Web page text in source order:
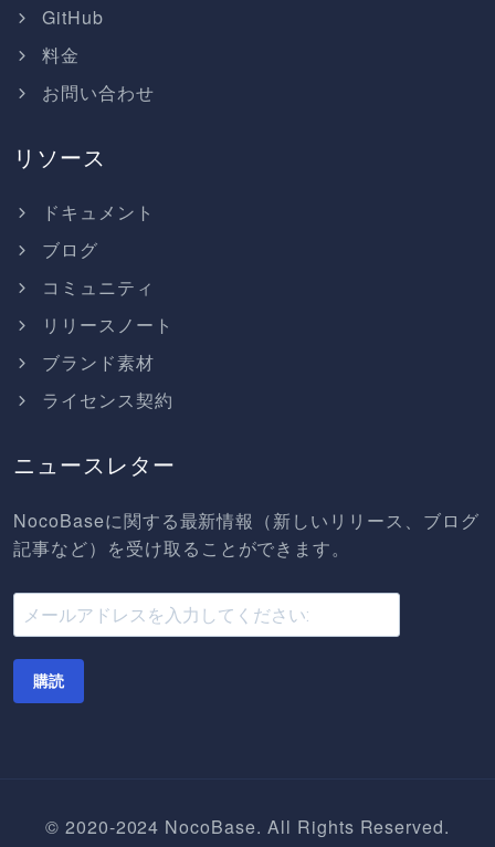
GitHub
料金
お問い合わせ
リソース
ドキュメント
ブログ
コミュニティ
リリースノート
ブランド素材
ライセンス契約
ニュースレター
NocoBaseに関する最新情報（新しいリリース、ブログ
記事など）を受け取ることができます。
購読
© 2020-2024 NocoBase. All Rights Reserved.